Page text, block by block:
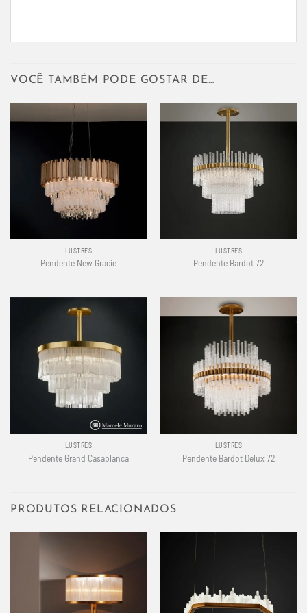
VOCÊ TAMBÉM PODE GOSTAR DE…
LUSTRES
Pendente New Gracie
LUSTRES
Pendente Bardot 72
LUSTRES
Pendente Grand Casablanca
LUSTRES
Pendente Bardot Delux 72
PRODUTOS RELACIONADOS